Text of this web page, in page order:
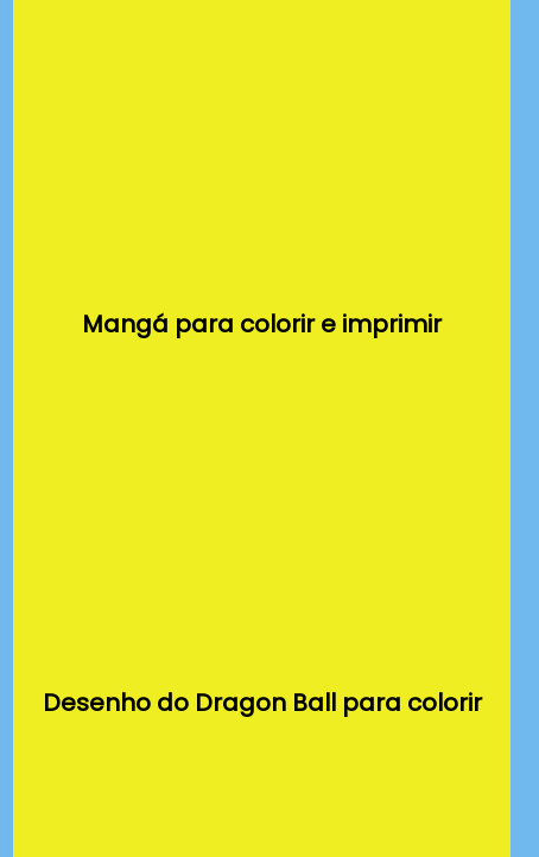
Mangá para colorir e imprimir
Desenho do Dragon Ball para colorir